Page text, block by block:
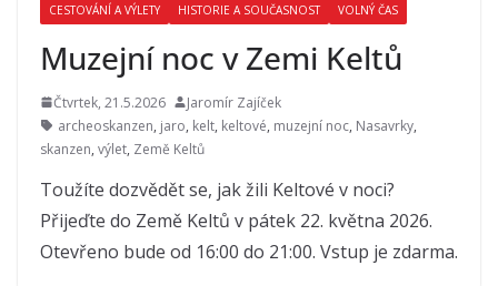
CESTOVÁNÍ A VÝLETY HISTORIE A SOUČASNOST VOLNÝ ČAS
Muzejní noc v Zemi Keltů
Čtvrtek, 21.5.2026
Jaromír Zajíček
archeoskanzen, jaro, kelt, keltové, muzejní noc, Nasavrky,
skanzen, výlet, Země Keltů
Toužíte dozvědět se, jak žili Keltové v noci?
Přijeďte do Země Keltů v pátek 22. května 2026.
Otevřeno bude od 16:00 do 21:00. Vstup je zdarma.